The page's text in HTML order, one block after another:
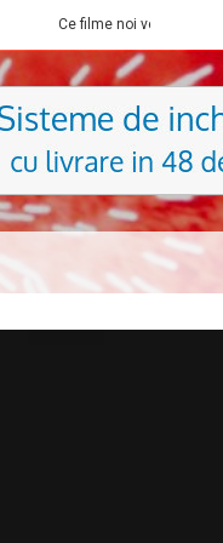
Cineplexx Sibiu din 1 noiembrie